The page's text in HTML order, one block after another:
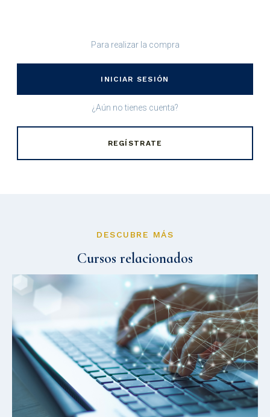
Para realizar la compra
INICIAR SESIÓN
¿Aún no tienes cuenta?
REGÍSTRATE
DESCUBRE MÁS
Cursos relacionados